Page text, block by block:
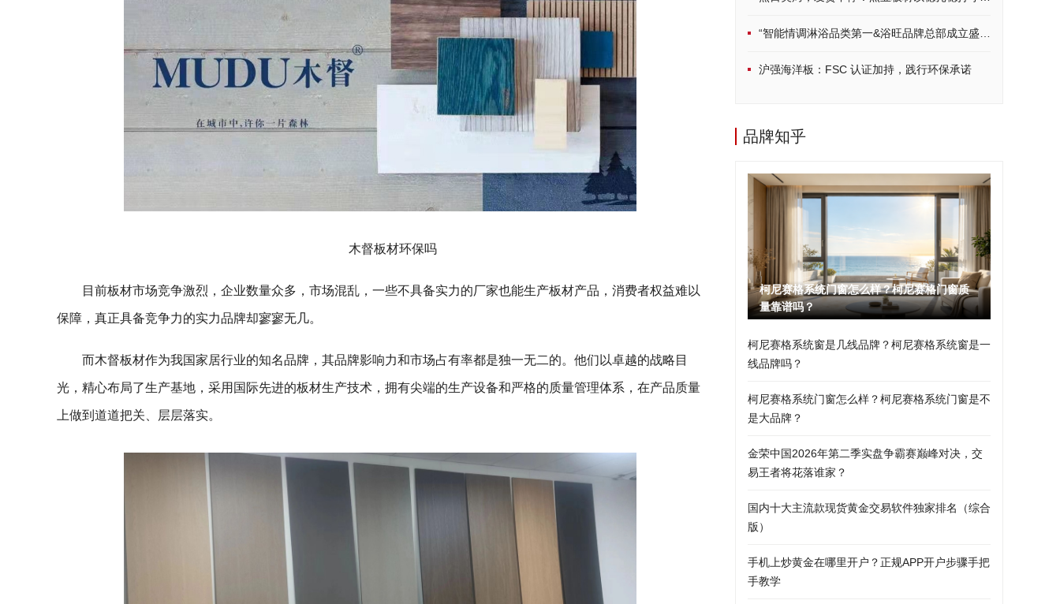
木督板材环保吗
目前板材市场竞争激烈，企业数量众多，市场混乱，一些不具备实力的厂家也能生产板材产品，消费者权益难以
保障，真正具备竞争力的实力品牌却寥寥无几。
而木督板材作为我国家居行业的知名品牌，其品牌影响力和市场占有率都是独一无二的。他们以卓越的战略目
光，精心布局了生产基地，采用国际先进的板材生产技术，拥有尖端的生产设备和严格的质量管理体系，在产品质量
上做到道道把关、层层落实。
“智能情调淋浴品类第一&浴旺品牌总部成立盛典”隆重启幕， 8月8日
沪强海洋板：FSC 认证加持，践行环保承诺
品牌知乎
柯尼赛格系统门窗怎么样？柯尼赛格门窗质
量靠谱吗？
柯尼赛格系统窗是几线品牌？柯尼赛格系统窗是一
线品牌吗？
柯尼赛格系统门窗怎么样？柯尼赛格系统门窗是不
是大品牌？
金荣中国2026年第二季实盘争霸赛巅峰对决，交
易王者将花落谁家？
国内十大主流款现货黄金交易软件独家排名（综合
版）
手机上炒黄金在哪里开户？正规APP开户步骤手把
手教学